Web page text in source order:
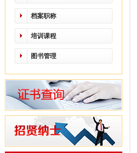
档案职称
培训课程
图书管理